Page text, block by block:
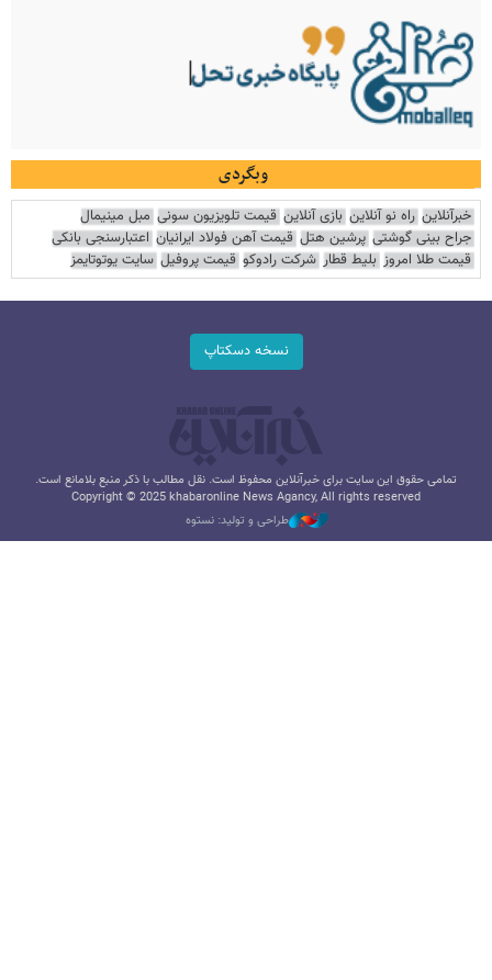
وبگردی
خبرآنلاین راه نو آنلاین بازی آنلاین قیمت تلویزیون سونی مبل مینیمال
جراح بینی گوشتی پرشین هتل قیمت آهن فولاد ایرانیان اعتبارسنجی بانکی
قیمت طلا امروز بلیط قطار شرکت رادوکو قیمت پروفیل سایت یوتوتایمز
نسخه دسکتاپ
تمامی حقوق این سایت برای خبرآنلاین محفوظ است. نقل مطالب با ذکر منبع بلامانع است.
Copyright © 2025 khabaronline News Agancy, All rights reserved
طراحی و تولید: نستوه